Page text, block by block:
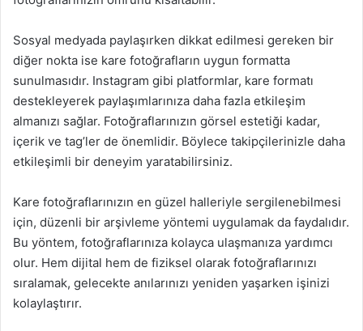
Sosyal medyada paylaşırken dikkat edilmesi gereken bir
diğer nokta ise kare fotoğrafların uygun formatta
sunulmasıdır. Instagram gibi platformlar, kare formatı
destekleyerek paylaşımlarınıza daha fazla etkileşim
almanızı sağlar. Fotoğraflarınızın görsel estetiği kadar,
içerik ve tag’ler de önemlidir. Böylece takipçilerinizle daha
etkileşimli bir deneyim yaratabilirsiniz.
Kare fotoğraflarınızın en güzel halleriyle sergilenebilmesi
için, düzenli bir arşivleme yöntemi uygulamak da faydalıdır.
Bu yöntem, fotoğraflarınıza kolayca ulaşmanıza yardımcı
olur. Hem dijital hem de fiziksel olarak fotoğraflarınızı
sıralamak, gelecekte anılarınızı yeniden yaşarken işinizi
kolaylaştırır.